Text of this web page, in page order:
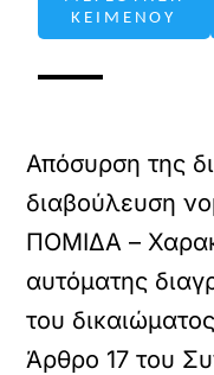
ΚΕΙΜΕΝΟΥ
Απόσυρση της
διαβούλευση
ΠΟΜΙΔΑ –
αυτόματης
του
Άρθρο 17 του